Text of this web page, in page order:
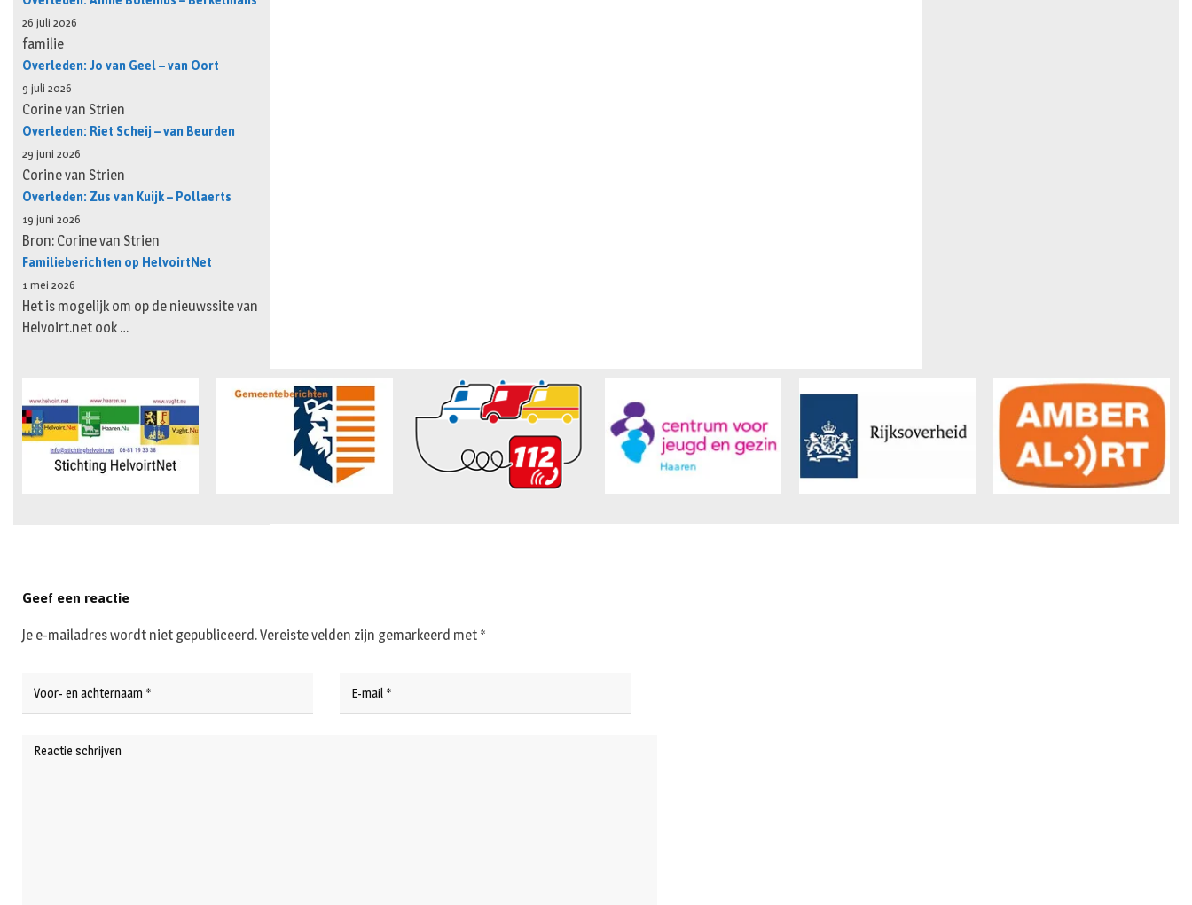
26 juli 2026
familie
Overleden: Jo van Geel – van Oort
9 juli 2026
Corine van Strien
Overleden: Riet Scheij – van Beurden
29 juni 2026
Corine van Strien
Overleden: Zus van Kuijk – Pollaerts
19 juni 2026
Bron: Corine van Strien
Familieberichten op HelvoirtNet
1 mei 2026
Het is mogelijk om op de nieuwssite van
Helvoirt.net ook …
Geef een reactie
Je e-mailadres wordt niet gepubliceerd.Vereiste velden zijn gemarkeerd met *